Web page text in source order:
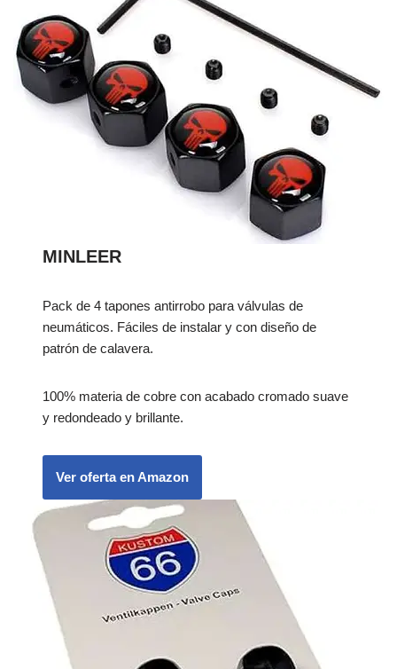
MINLEER
Pack de 4 tapones antirrobo para válvulas de
neumáticos. Fáciles de instalar y con diseño de
patrón de calavera.
100% materia de cobre con acabado cromado suave
y redondeado y brillante.
Ver oferta en Amazon